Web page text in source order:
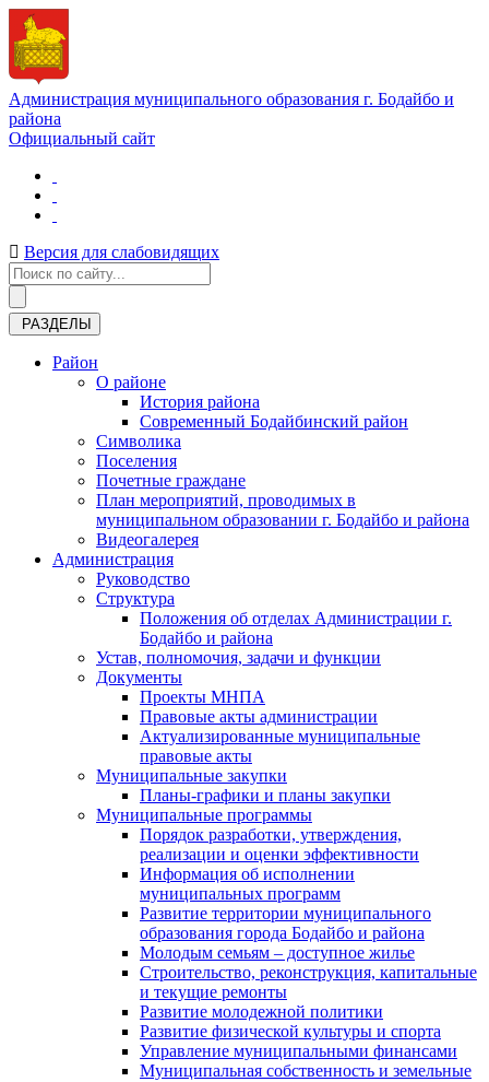
Администрация муниципального образования г. Бодайбо и
района
Официальный сайт
Версия для слабовидящих
РАЗДЕЛЫ
Район
О районе
История района
Современный Бодайбинский район
Символика
Поселения
Почетные граждане
План мероприятий, проводимых в
муниципальном образовании г. Бодайбо и района
Видеогалерея
Администрация
Руководство
Структура
Положения об отделах Администрации г.
Бодайбо и района
Устав, полномочия, задачи и функции
Документы
Проекты МНПА
Правовые акты администрации
Актуализированные муниципальные
правовые акты
Муниципальные закупки
Планы-графики и планы закупки
Муниципальные программы
Порядок разработки, утверждения,
реализации и оценки эффективности
Информация об исполнении
муниципальных программ
Развитие территории муниципального
образования города Бодайбо и района
Молодым семьям – доступное жилье
Строительство, реконструкция, капитальные
и текущие ремонты
Развитие молодежной политики
Развитие физической культуры и спорта
Управление муниципальными финансами
Муниципальная собственность и земельные